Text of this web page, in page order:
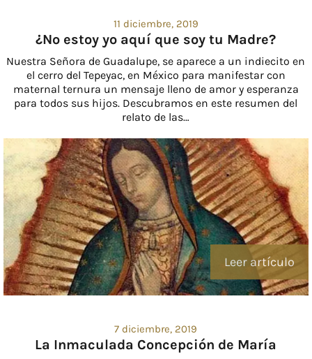
11 diciembre, 2019
¿No estoy yo aquí que soy tu Madre?
Nuestra Señora de Guadalupe, se aparece a un indiecito en
el cerro del Tepeyac, en México para manifestar con
maternal ternura un mensaje lleno de amor y esperanza
para todos sus hijos. Descubramos en este resumen del
relato de las…
Leer artículo
7 diciembre, 2019
La Inmaculada Concepción de María